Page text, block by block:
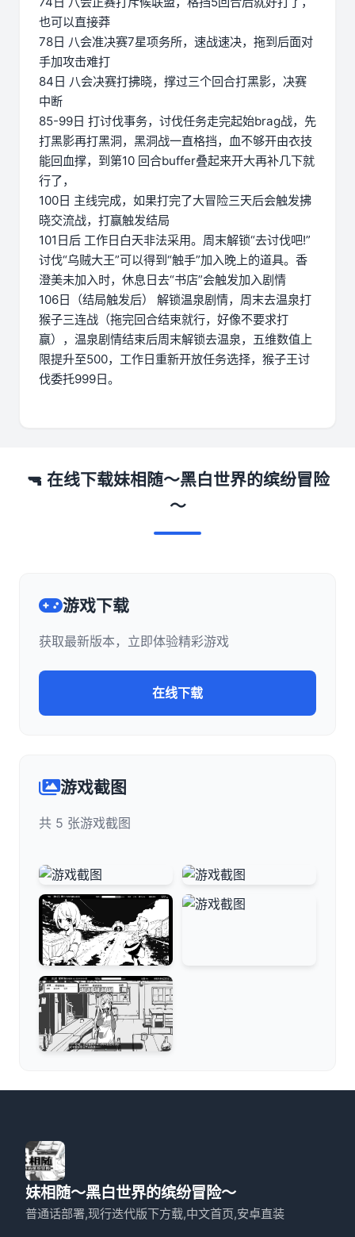
也可以直接莽
78日 八会准决赛7星项务所，速战速决，拖到后面对
手加攻击难打
84日 八会决赛打拂晓，撑过三个回合打黑影，决赛
中断
85-99日 打讨伐事务，讨伐任务走完起始brag战，先
打黑影再打黑洞，黑洞战一直格挡，血不够开由衣技
能回血撑，到第10 回合buffer叠起来开大再补几下就
行了，
100日 主线完成，如果打完了大冒险三天后会触发拂
晓交流战，打赢触发结局
101日后 工作日白天非法采用。周末解锁“去讨伐吧!”
讨伐“乌贼大王”可以得到“触手”加入晚上的道具。香
澄美未加入时，休息日去“书店”会触发加入剧情
106日（结局触发后） 解锁温泉剧情，周末去温泉打
猴子三连战（拖完回合结束就行，好像不要求打
赢），温泉剧情结束后周末解锁去温泉，五维数值上
限提升至500，工作日重新开放任务选择，猴子王讨
伐委托999日。
🔫 在线下载妹相随～黑白世界的缤纷冒险
～
游戏下载
获取最新版本，立即体验精彩游戏
在线下载
游戏截图
共 5 张游戏截图
妹相随～黑白世界的缤纷冒险～
普通话部署,现行迭代版下方载,中文首页,安卓直装